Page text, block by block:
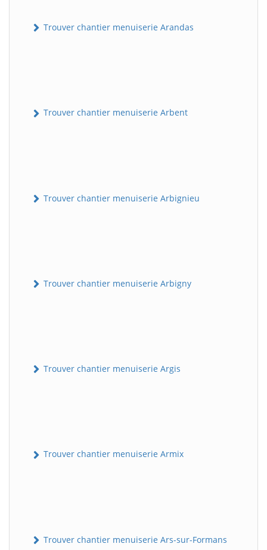
Trouver chantier menuiserie Arandas
Trouver chantier menuiserie Arbent
Trouver chantier menuiserie Arbignieu
Trouver chantier menuiserie Arbigny
Trouver chantier menuiserie Argis
Trouver chantier menuiserie Armix
Trouver chantier menuiserie Ars-sur-Formans